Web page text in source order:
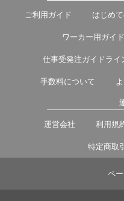
ご利用ガイド はじめ
ワーカー用ガイド
仕事受発注ガイドライ
手数料について
運営会社 利用規
特定商取
ペ